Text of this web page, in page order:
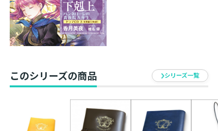
このシリーズの商品 シリーズ一覧